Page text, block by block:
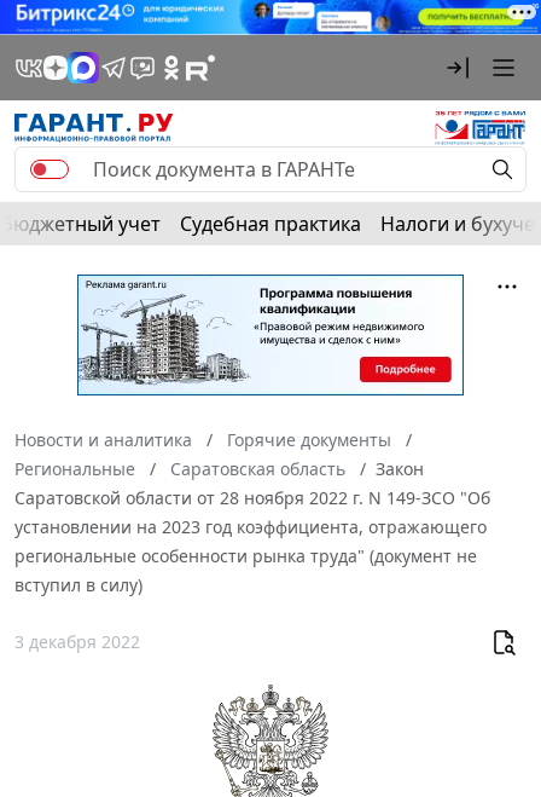
Бюджетный учет Судебная практика Налоги и
Новости и аналитика
Горячие документы
Региональные
Саратовская область
Закон
Саратовской области от 28 ноября 2022 г. N 149-ЗСО "Об
установлении на 2023 год коэффициента, отражающего
региональные особенности рынка труда" (документ не
вступил в силу)
3 декабря 2022